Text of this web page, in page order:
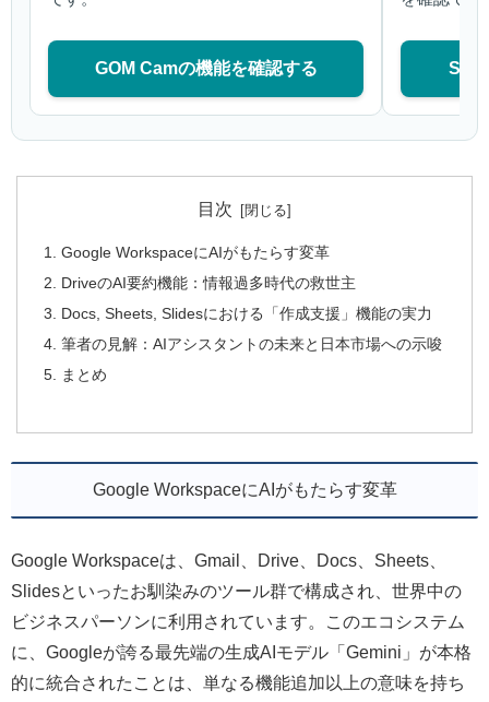
GOM Camの機能を確認する
目次
Google WorkspaceにAIがもたらす変革
DriveのAI要約機能：情報過多時代の救世主
Docs, Sheets, Slidesにおける「作成支援」機能の実力
筆者の見解：AIアシスタントの未来と日本市場への示唆
まとめ
Google WorkspaceにAIがもたらす変革
Google Workspaceは、Gmail、Drive、Docs、Sheets、
Slidesといったお馴染みのツール群で構成され、世界中の
ビジネスパーソンに利用されています。このエコシステム
に、Googleが誇る最先端の生成AIモデル「Gemini」が本格
的に統合されたことは、単なる機能追加以上の意味を持ち